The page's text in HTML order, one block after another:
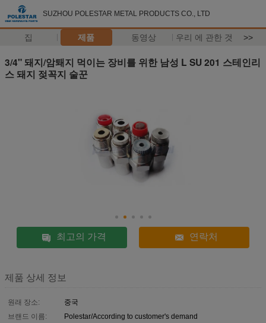
SUZHOU POLESTAR METAL PRODUCTS CO., LTD
집 제품 동영상 우리 에 관한 것 >>
3/4" 돼지/암퇘지 먹이는 장비를 위한 남성 L SU 201 스테인리
스 돼지 젖꼭지 술꾼
최고의 가격 연락처
제품 상세 정보
원래 장소:
중국
브랜드 이름:
Polestar/According to customer's demand